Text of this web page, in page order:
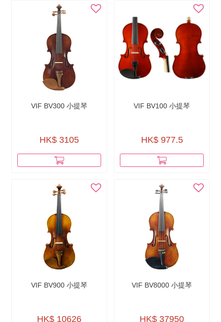
VIF BV300 小提琴
HK$ 3105
VIF BV100 小提琴
HK$ 977.5
VIF BV900 小提琴
HK$ 10626
VIF BV8000 小提琴
HK$ 37950